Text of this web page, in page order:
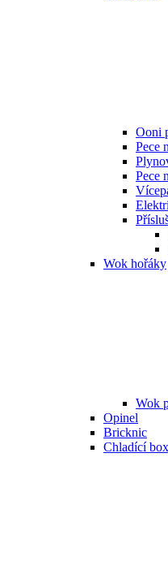
Ooni
Pece
Pece
Wok hořáky
Wok
Opinel
Bricknic
Chladící